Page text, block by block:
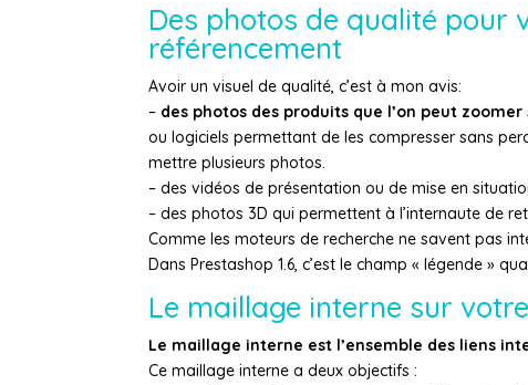
Des photos de qualité pour
référencement
Avoir un visuel de qualité, c’est à mon avis:
– des photos des produits que l’on peut zoomer
ou logiciels permettant de les compresser sans
mettre plusieurs photos.
– des vidéos de présentation ou de mise en
– des photos 3D qui permettent à l’internaute de
Comme les moteurs de recherche ne savent pas
Dans Prestashop 1.6, c’est le champ « légende »
Le maillage interne sur
Le maillage interne est l’ensemble des liens
Ce maillage interne a deux objectifs :